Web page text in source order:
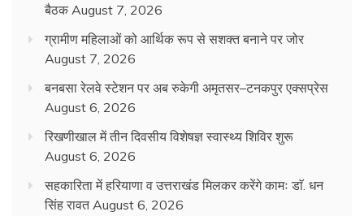
बैठक August 7, 2026
ग्रामीण महिलाओं को आर्थिक रूप से सशक्त बनाने पर जोर
August 7, 2026
बनबसा रेलवे स्टेशन पर अब रुकेगी अमृतसर–टनकपुर एक्सप्रेस
August 6, 2026
रिखणीखाल में तीन दिवसीय विशेषज्ञ स्वास्थ्य शिविर शुरू
August 6, 2026
सहकारिता में हरियाणा व उत्तराखंड मिलकर करेंगे कामः डाॅ. धन
सिंह रावत August 6, 2026